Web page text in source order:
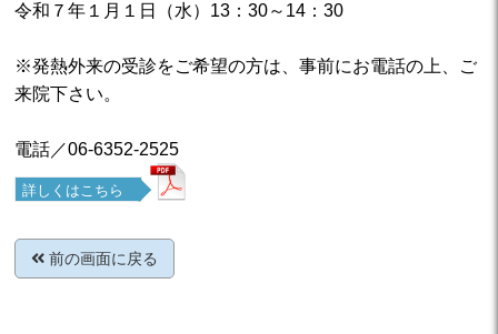
令和７年１月１日（水）13：30～14：30
※発熱外来の受診をご希望の方は、事前にお電話の上、ご
来院下さい。
電話／06-6352-2525
詳しくはこちら
前の画面に戻る